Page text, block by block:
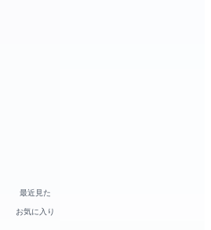
最近見た
お気に入り